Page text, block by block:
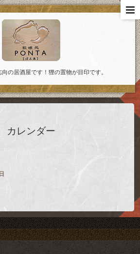
の居酒屋です！狸の置物が目印です。
カレンダー